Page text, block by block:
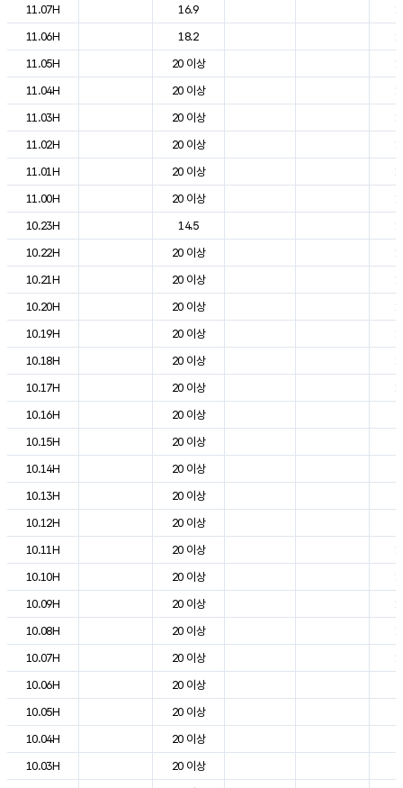
11.07H
16.9
11.06H
18.2
11.05H
20 이상
11.04H
20 이상
11.03H
20 이상
11.02H
20 이상
11.01H
20 이상
11.00H
20 이상
10.23H
14.5
10.22H
20 이상
10.21H
20 이상
10.20H
20 이상
10.19H
20 이상
10.18H
20 이상
10.17H
20 이상
10.16H
20 이상
10.15H
20 이상
10.14H
20 이상
10.13H
20 이상
10.12H
20 이상
10.11H
20 이상
10.10H
20 이상
10.09H
20 이상
10.08H
20 이상
10.07H
20 이상
10.06H
20 이상
10.05H
20 이상
10.04H
20 이상
10.03H
20 이상